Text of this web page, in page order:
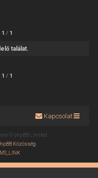
1 / 1
találat.
1 / 1
Kapcsolat
© phpBB Limited
Közösség